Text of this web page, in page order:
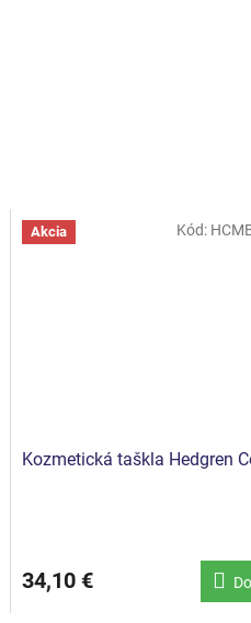
Akcia
Kozmetická taškla Hedgren
34,10 €
Kód: